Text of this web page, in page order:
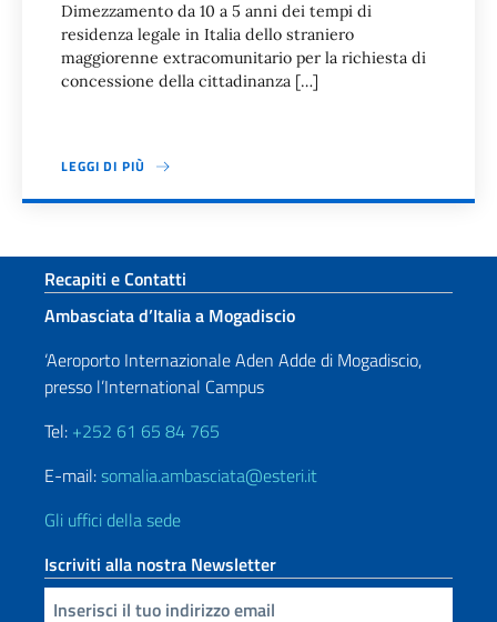
Dimezzamento da 10 a 5 anni dei tempi di
residenza legale in Italia dello straniero
maggiorenne extracomunitario per la richiesta di
concessione della cittadinanza […]
LEGGI DI PIÙ
Paginazione
Sezione footer
Recapiti e Contatti
Ambasciata d’Italia a Mogadiscio
‘Aeroporto Internazionale Aden Adde di Mogadiscio,
presso l’International Campus
Tel: +252 61 65 84 765
E-mail:somalia.ambasciata@esteri.it
Gli uffici della sede
Iscriviti alla nostra Newsletter
Inserisci la tua email